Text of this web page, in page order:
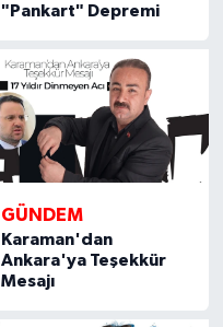
"Pankart" Depremi
GÜNDEM
Karaman'dan
Ankara'ya Teşekkür
Mesajı